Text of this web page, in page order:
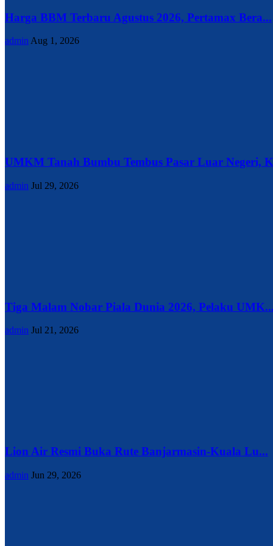
Harga BBM Terbaru Agustus 2026, Pertamax Bera...
admin Aug 1, 2026
UMKM Tanah Bumbu Tembus Pasar Luar Negeri,
admin Jul 29, 2026
Tiga Malam Nobar Piala Dunia 2026, Pelaku
admin Jul 21, 2026
Lion Air Resmi Buka Rute Banjarmasin-Kuala Lu...
admin Jun 29, 2026